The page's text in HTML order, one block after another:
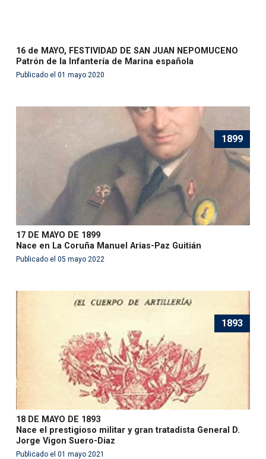
16 de MAYO, FESTIVIDAD DE SAN JUAN NEPOMUCENO
Patrón de la Infantería de Marina española
Publicado el 01 mayo 2020
1899
17 DE MAYO DE 1899
Nace en La Coruña Manuel Arias-Paz Guitián
Publicado el 05 mayo 2022
1893
18 DE MAYO DE 1893
Nace el prestigioso militar y gran tratadista General D.
Jorge Vigon Suero-Diaz
Publicado el 01 mayo 2021